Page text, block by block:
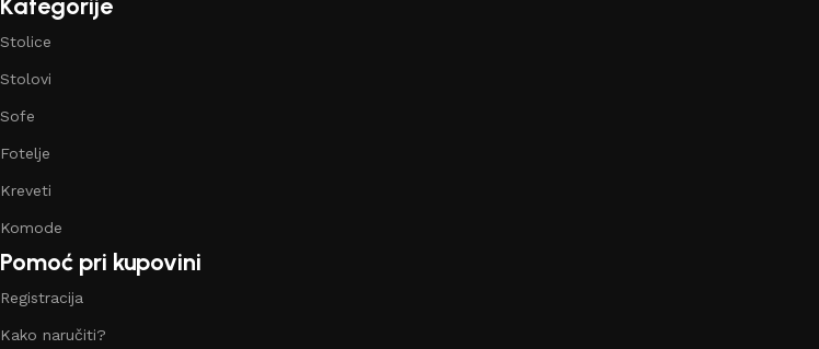
Stolice
Stolovi
Sofe
Fotelje
Kreveti
Komode
Pomoć pri kupovini
Registracija
Kako naručiti?